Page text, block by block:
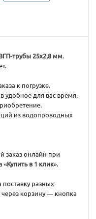
трубы 25х2,8 мм.
к погрузке.
удобное для вас время.
из водопроводных
заказ онлайн при
«Купить в 1 клик».
разных
корзину — кнопка